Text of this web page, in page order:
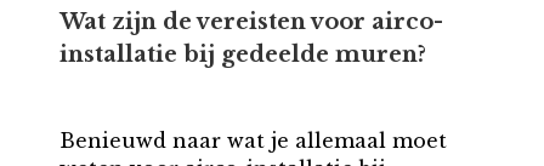
Wat zijn de vereisten voor airco-
installatie bij gedeelde muren?
Benieuwd naar wat je allemaal moet